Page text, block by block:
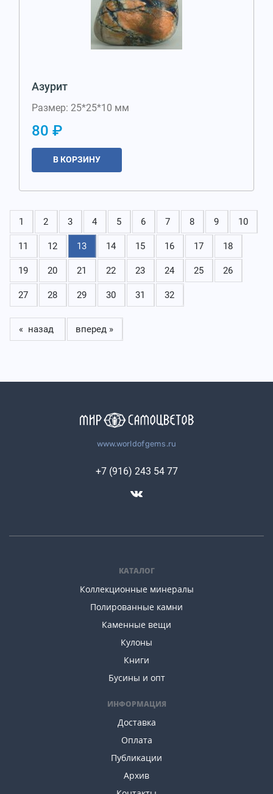
Азурит
Размер: 25*25*10 мм
80 ₽
В КОРЗИНУ
1 2 3 4 5 6 7 8 9 10
11 12 13 14 15 16 17 18
19 20 21 22 23 24 25 26
27 28 29 30 31 32
« назад вперед »
www.worldofgems.ru
КАТАЛОГ
Коллекционные минералы
Полированные камни
Каменные вещи
Кулоны
Книги
Бусины и опт
ИНФОРМАЦИЯ
Доставка
Оплата
Публикации
Архив
+7 (916) 243 54 77